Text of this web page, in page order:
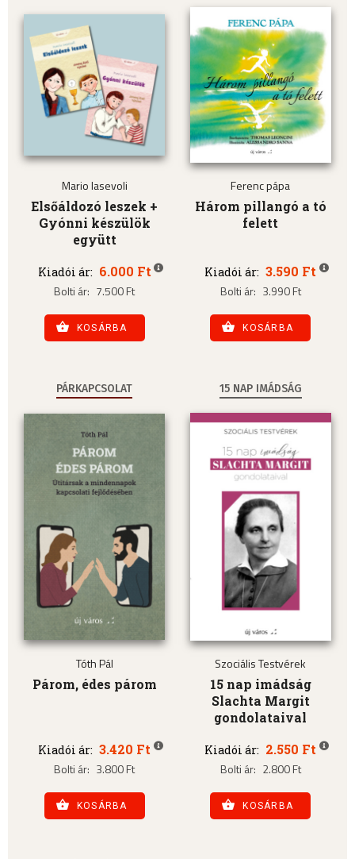
Mario Iasevoli
Elsőáldozó leszek +
Gyónni készülök
együtt
Kiadói ár: 6.000 Ft
Bolti ár: 7.500 Ft
KOSÁRBA
Ferenc pápa
Három pillangó a tó
felett
Kiadói ár: 3.590 Ft
Bolti ár: 3.990 Ft
KOSÁRBA
PÁRKAPCSOLAT
Tóth Pál
Párom, édes párom
Kiadói ár: 3.420 Ft
Bolti ár: 3.800 Ft
KOSÁRBA
15 NAP IMÁDSÁG
Szociális Testvérek
15 nap imádság
Slachta Margit
gondolataival
Kiadói ár: 2.550 Ft
Bolti ár: 2.800 Ft
KOSÁRBA